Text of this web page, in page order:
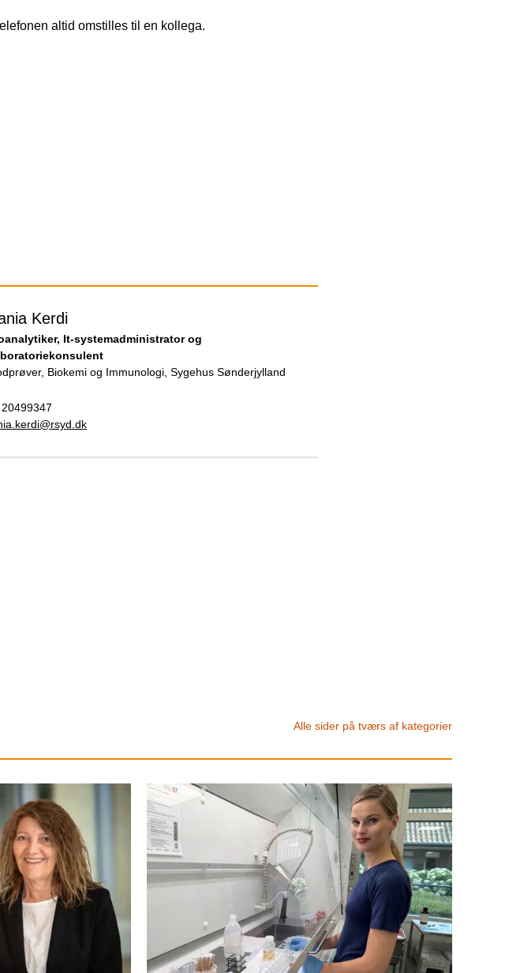
altid omstilles til en kollega.
Kerdi
It-systemadministrator og
Biokemi og Immunologi, Sygehus Sønderjylland
20499347
Alle sider på tværs af kategorier